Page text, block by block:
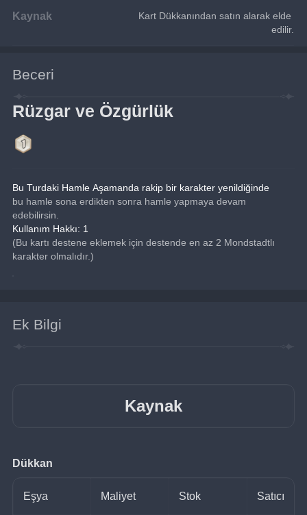
Kaynak
Kart Dükkanından satın alarak elde
edilir.
Beceri
Rüzgar ve Özgürlük
Bu Turdaki Hamle Aşamanda rakip bir karakter yenildiğinde
bu hamle sona erdikten sonra hamle yapmaya devam
edebilirsin.
Kullanım Hakkı: 1
(Bu kartı destene eklemek için destende en az 2 Mondstadtlı
karakter olmalıdır.)
Ek Bilgi
Kaynak
Dükkan
Eşya Maliyet Stok Satıcı